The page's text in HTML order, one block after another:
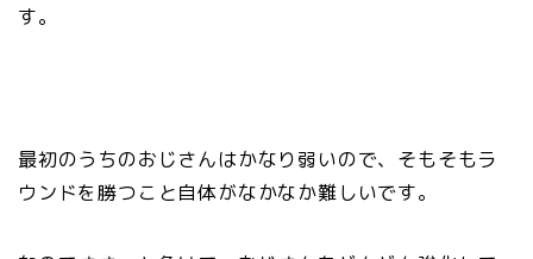
す。
最初のうちのおじさんはかなり弱いので、そもそもラ
ウンドを勝つこと自体がなかなか難しいです。